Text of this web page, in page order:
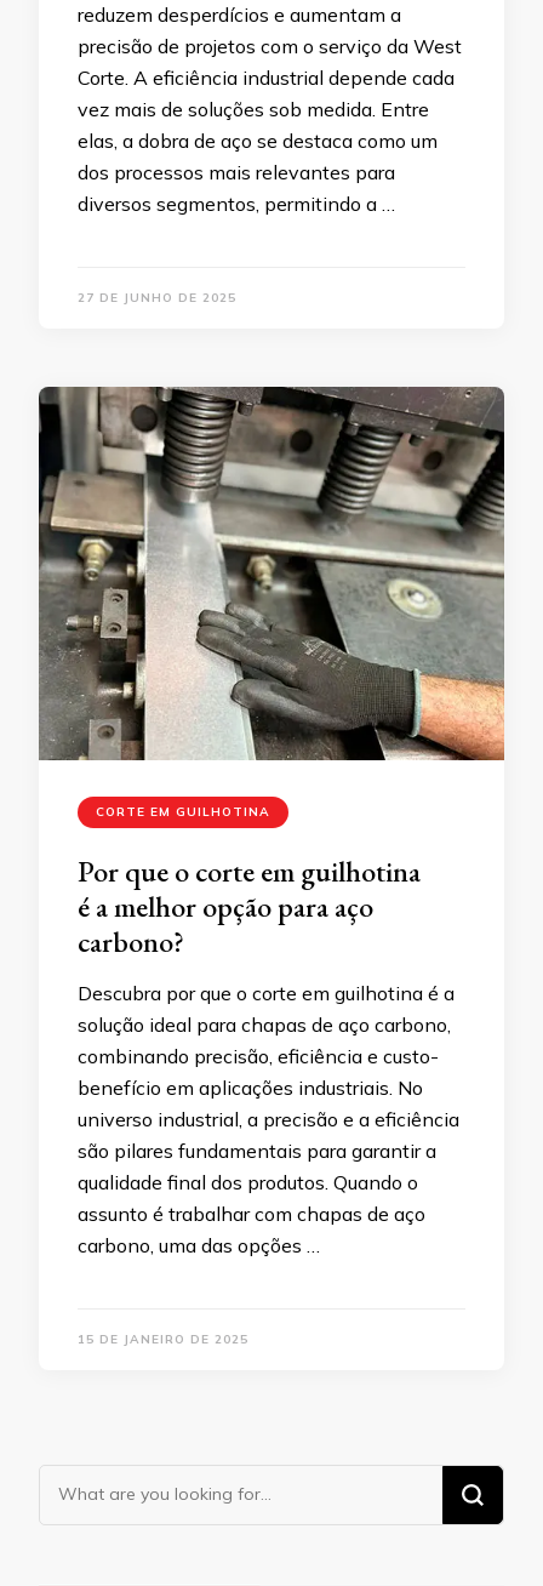
reduzem desperdícios e aumentam a
precisão de projetos com o serviço da West
Corte. A eficiência industrial depende cada
vez mais de soluções sob medida. Entre
elas, a dobra de aço se destaca como um
dos processos mais relevantes para
diversos segmentos, permitindo a …
27 DE JUNHO DE 2025
CORTE EM GUILHOTINA
Por que o corte em guilhotina
é a melhor opção para aço
carbono?
Descubra por que o corte em guilhotina é a
solução ideal para chapas de aço carbono,
combinando precisão, eficiência e custo-
benefício em aplicações industriais. No
universo industrial, a precisão e a eficiência
são pilares fundamentais para garantir a
qualidade final dos produtos. Quando o
assunto é trabalhar com chapas de aço
carbono, uma das opções …
15 DE JANEIRO DE 2025
Looking
for